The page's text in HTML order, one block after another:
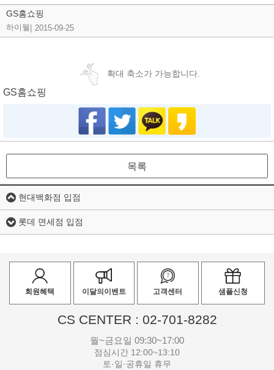
GS홈쇼핑
하이웰 2015-09-25
확대 축소가 가능합니다.
GS홈쇼핑
목록
현대백화점 입점
롯데 면세점 입점
회원혜택 이달의이벤트 고객센터 샘플신청
CS CENTER : 02-701-8282
월~금요일 09:30~17:00
점심시간 12:00~13:10
토·일·공휴일 휴무